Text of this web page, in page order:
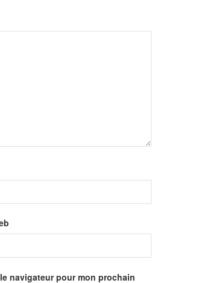
navigateur pour mon prochain